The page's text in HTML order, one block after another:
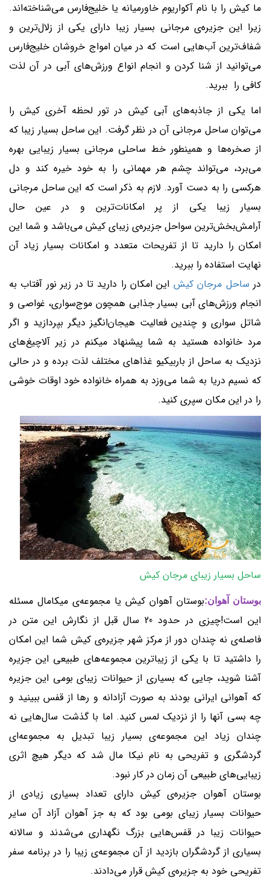
ما کیش را با نام آکواریوم خاورمیانه یا خلیج‌فارس می‌شناخته‌اند.
زیرا این جزیره‌ی مرجانی بسیار زیبا دارای یکی از زلال‌ترین و
شفاف‌ترین آب‌هایی است که در میان امواج خروشان خلیج‌فارس
می‌توانید از شنا کردن و انجام انواع ورزش‌های آبی در آن لذت
کافی را ببرید.
اما یکی از جاذبه‌های آبی کیش در تور لحظه آخری کیش را
می‌توان ساحل مرجانی آن در نظر گرفت. این ساحل بسیار زیبا که
از صخره‌ها و همینطور خط ساحلی مرجانی بسیار زیبایی بهره
می‌برد، می‌تواند چشم هر مهمانی را به خود خیره کند و دل
هرکسی را به دست آورد. لازم به ذکر است که این ساحل مرجانی
بسیار زیبا یکی از پر امکانات‌ترین و در عین حال
آرامش‌بخش‌ترین سواحل جزیره‌ی زیبای کیش می‌باشد و شما این
امکان را دارید تا از تفریحات متعدد و امکانات بسیار زیاد آن
نهایت استفاده را ببرید.
در ساحل مرجان کیش این امکان را دارید تا در زیر نور آفتاب به
انجام ورزش‌های آبی بسیار جذابی همچون موج‌سواری، غواصی و
شاتل سواری و چندین فعالیت هیجان‌انگیز دیگر بپردازید و اگر
مرد خانواده هستید به شما پیشنهاد میکنم در زیر آلاچیغ‌های
نزدیک به ساحل از باربیکیو غذاهای مختلف لذت برده و در حالی
که نسیم دریا به شما می‌وزد به همراه خانواده خود اوقات خوشی
را در این مکان سپری کنید.
ساحل بسیار زیبای مرجان کیش
بوستان آهوان:بوستان آهوان کیش یا مجموعه‌ی میکامال مسئله
این است!چیزی در حدود 20 سال قبل از نگارش این متن در
فاصله‌ی نه چندان دور از مرکز شهر جزیره‌ی کیش شما این امکان
را داشتید تا با یکی از زیباترین مجموعه‌های طبیعی این جزیره
آشنا شوید، جایی که بسیاری از حیوانات زیبای بومی این جزیره
که آهوانی ایرانی بودند به صورت آزادانه و رها از قفس ببینید و
چه بسی آنها را از نزدیک لمس کنید. اما با گذشت سال‌هایی نه
چندان زیاد این مجموعه‌ی بسیار زیبا تبدیل به مجموعه‌ای
گردشگری و تفریحی به نام نیکا مال شد که دیگر هیچ اثری
زیبایی‌های طبیعی آن زمان در کار نبود.
بوستان آهوان جزیره‌ی کیش دارای تعداد بسیاری زیادی از
حیوانات بسیار زیبای بومی بود که به جز آهوان آزاد آن سایر
حیوانات زیبا در قفس‌هایی بزرگ نگهداری می‌شدند و سالانه
بسیاری از گردشگران بازدید از آن مجموعه‌ی زیبا را در برنامه سفر
تفریحی خود به جزیره‌ی کیش قرار می‌دادند.